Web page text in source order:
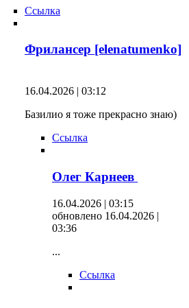
Ссылка
Фрилансер [elenatumenko]
16.04.2026 | 03:12
Базилио я тоже прекрасно знаю)
Ссылка
Олег Карнеев
16.04.2026 | 03:15
обновлено 16.04.2026 |
03:36
...
Ссылка